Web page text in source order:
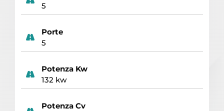
5
Porte
5
Potenza Kw
132 kw
Potenza Cv